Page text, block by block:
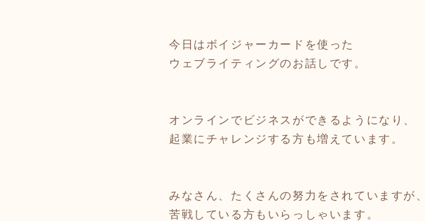
今日はボイジャーカードを使った
ウェブライティングのお話しです。
オンラインでビジネスができるようになり、
起業にチャレンジする方も増えています。
みなさん、たくさんの努力をされていますが、
苦戦している方もいらっしゃいます。